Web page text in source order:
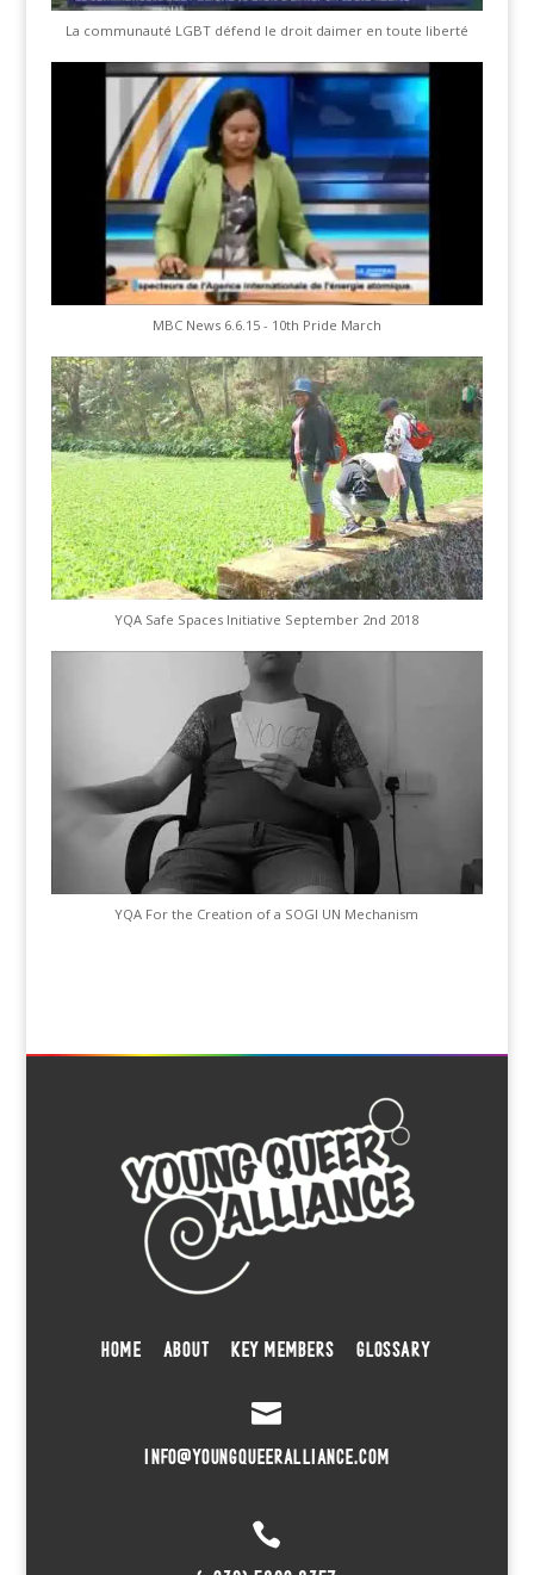
La communauté LGBT défend le droit daimer en toute liberté
MBC News 6.6.15 - 10th Pride March
YQA Safe Spaces Initiative September 2nd 2018
YQA For the Creation of a SOGI UN Mechanism
HOME ABOUT KEY MEMBERS GLOSSARY

INFO@YOUNGQUEERALLIANCE.COM
